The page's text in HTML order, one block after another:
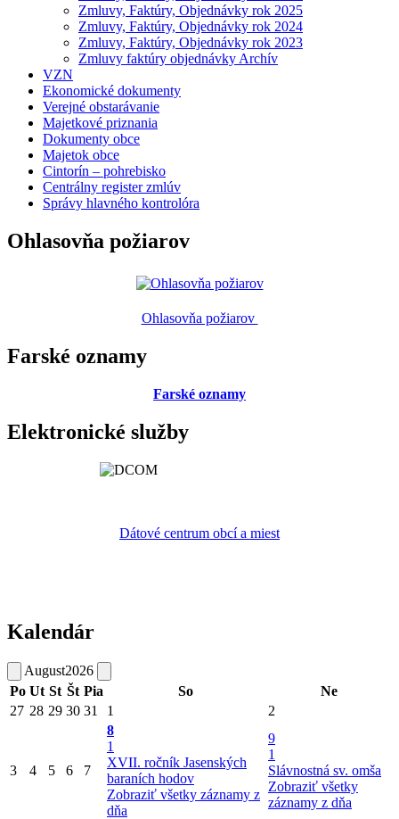
Zmluvy, Faktúry, Objednávky rok 2025
Zmluvy, Faktúry, Objednávky rok 2024
Zmluvy, Faktúry, Objednávky rok 2023
Zmluvy faktúry objednávky Archív
VZN
Ekonomické dokumenty
Verejné obstarávanie
Majetkové priznania
Dokumenty obce
Majetok obce
Cintorín – pohrebisko
Centrálny register zmlúv
Správy hlavného kontrolóra
Ohlasovňa požiarov
Ohlasovňa požiarov
Farské oznamy
Farské oznamy
Elektronické služby
Dátové centrum obcí a miest
Kalendár
August2026
Po Ut St Št Pia So
Ne
27 28 29 30 31 1 2
3 4 5 6 7
8
1
XVII. ročník Jasenských
baraních hodov
Zobraziť všetky záznamy z
dňa
9
1
Slávnostná sv. omša
Zobraziť všetky
záznamy z dňa